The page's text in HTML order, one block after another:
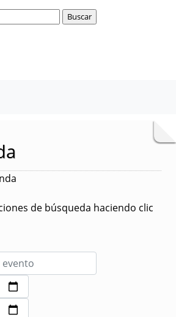
de búsqueda haciendo clic